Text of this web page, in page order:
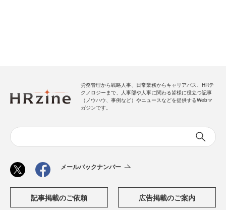
労務管理から戦略人事、日常業務からキャリアパス、HRテ
クノロジーまで、人事部や人事に関わる皆様に役立つ記事
（ノウハウ、事例など）やニュースなどを提供するWebマ
ガジンです。
メールバックナンバー
記事掲載のご依頼 広告掲載のご案内